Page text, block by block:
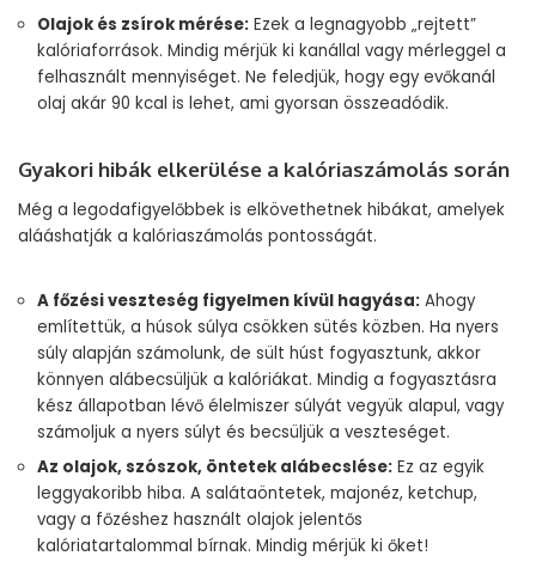
Olajok és zsírok mérése: Ezek a legnagyobb „rejtett”
kalóriaforrások. Mindig mérjük ki kanállal vagy mérleggel a
felhasznált mennyiséget. Ne feledjük, hogy egy evőkanál
olaj akár 90 kcal is lehet, ami gyorsan összeadódik.
Gyakori hibák elkerülése a kalóriaszámolás során
Még a legodafigyelőbbek is elkövethetnek hibákat, amelyek
alááshatják a kalóriaszámolás pontosságát.
A főzési veszteség figyelmen kívül hagyása: Ahogy
említettük, a húsok súlya csökken sütés közben. Ha nyers
súly alapján számolunk, de sült húst fogyasztunk, akkor
könnyen alábecsüljük a kalóriákat. Mindig a fogyasztásra
kész állapotban lévő élelmiszer súlyát vegyük alapul, vagy
számoljuk a nyers súlyt és becsüljük a veszteséget.
Az olajok, szószok, öntetek alábecslése: Ez az egyik
leggyakoribb hiba. A salátaöntetek, majonéz, ketchup,
vagy a főzéshez használt olajok jelentős
kalóriatartalommal bírnak. Mindig mérjük ki őket!